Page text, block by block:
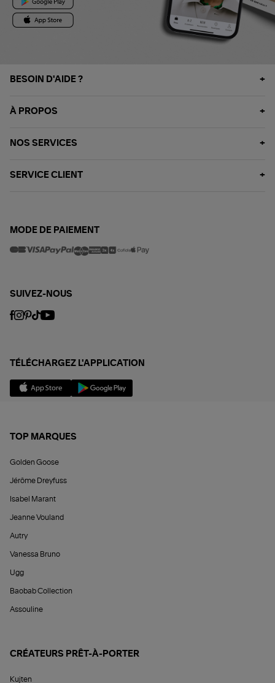
BESOIN D'AIDE ?
À PROPOS
NOS SERVICES
SERVICE CLIENT
MODE DE PAIEMENT
SUIVEZ-NOUS
TÉLÉCHARGEZ L'APPLICATION
TOP MARQUES
Golden Goose
Jérôme Dreyfuss
Isabel Marant
Jeanne Vouland
Autry
Vanessa Bruno
Ugg
Baobab Collection
Assouline
CRÉATEURS PRÊT-À-PORTER
Kujten